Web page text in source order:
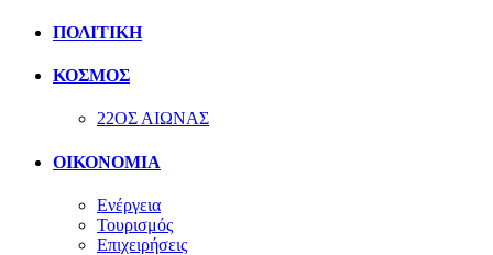
ΠΟΛΙΤΙΚΗ
ΚΟΣΜΟΣ
22ΟΣ ΑΙΩΝΑΣ
ΟΙΚΟΝΟΜΙΑ
Ενέργεια
Τουρισμός
Επιχειρήσεις